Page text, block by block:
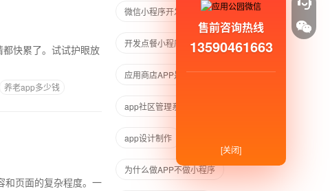
养老app多少钱
微信小程序开发 点餐小程序制作
开发点餐小程序
应用商店APP是怎么赚钱的
app社区管理系统模板
app设计制作
为什么做APP不做小程序
售前咨询热线
13590461663
[关闭]